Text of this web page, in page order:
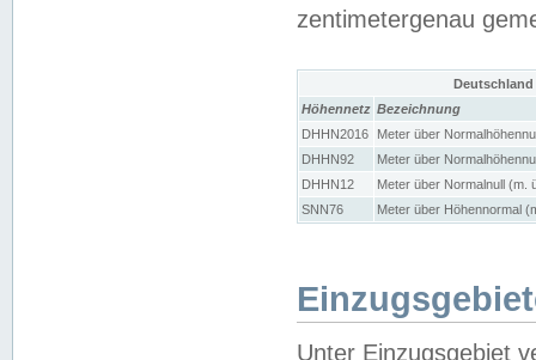
zentimetergenau
Höhennetz Bezeichnung
DHHN2016
Meter über
DHHN92
Meter über
DHHN12
Meter über Normalnull (m.
SNN76
Meter über Höhennormal
Unter Einzugsgebiet